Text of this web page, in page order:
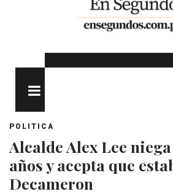
POLITICA
Alcalde Alex Lee niega
años y acepta que
Decameron